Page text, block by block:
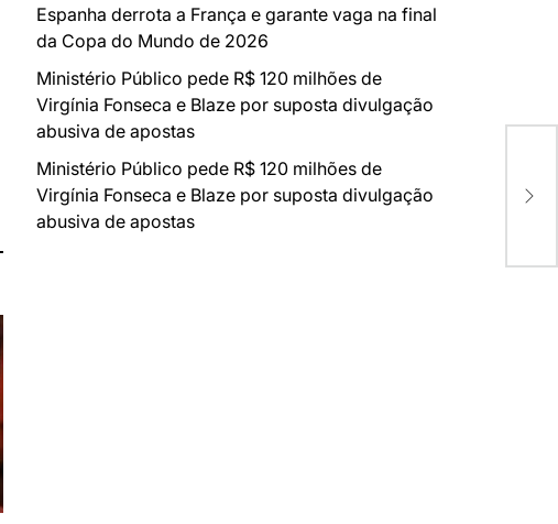
Espanha derrota a França e garante vaga na final
da Copa do Mundo de 2026
Ministério Público pede R$ 120 milhões de
Virgínia Fonseca e Blaze por suposta divulgação
abusiva de apostas
Ministério Público pede R$ 120 milhões de
Virgínia Fonseca e Blaze por suposta divulgação
abusiva de apostas